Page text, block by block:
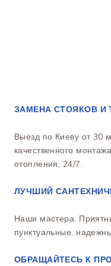
ЗАМЕНА СТОЯКОВ И
Выезд по Киеву от 30
качественного
отопления, 24/7.
ЛУЧШИЙ
Наши мастера.
пунктуальные,
ОБРАЩАЙТЕСЬ К